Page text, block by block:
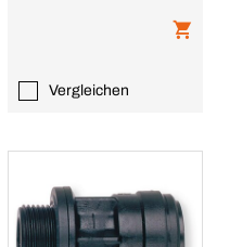
Vergleichen